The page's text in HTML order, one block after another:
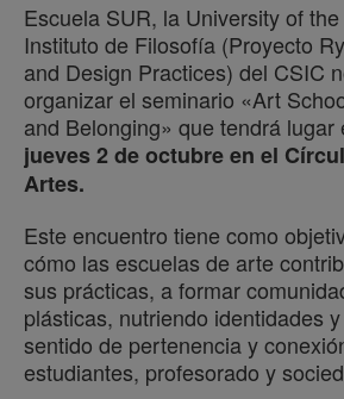
Escuela SUR, la University of
Instituto de Filosofía (Proyecto
and Design Practices) del CSIC
organizar el seminario «Art
and Belonging» que tendrá lugar
jueves 2 de octubre en el
Artes.
Este encuentro tiene como
cómo las escuelas de arte
sus prácticas, a formar
plásticas, nutriendo identidades
sentido de pertenencia y
estudiantes, profesorado y